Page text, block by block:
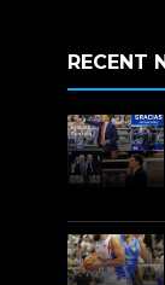
RECENT